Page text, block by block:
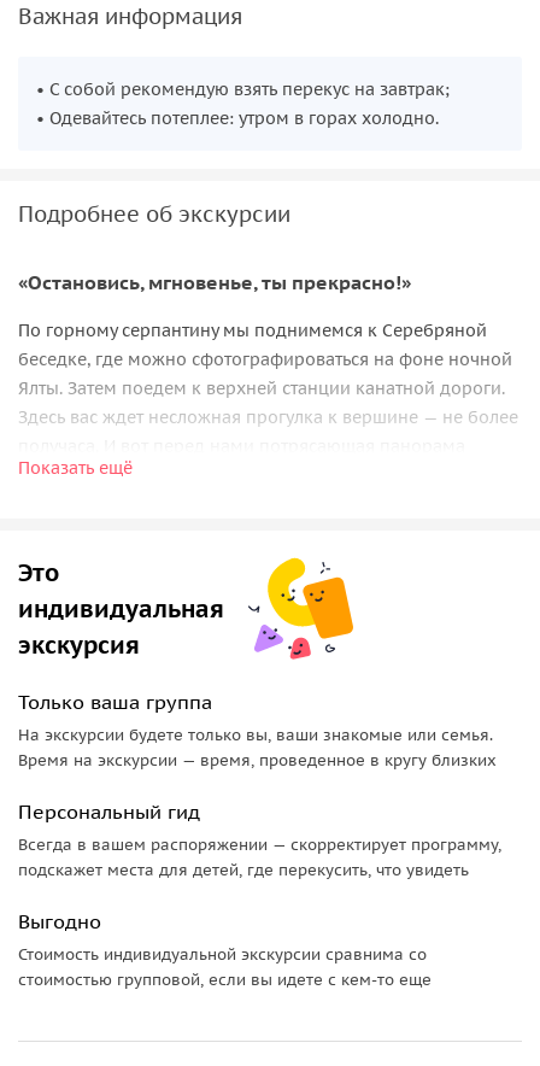
Важная информация
• С собой рекомендую взять перекус на завтрак;
• Одевайтесь потеплее: утром в горах холодно.
Подробнее об экскурсии
«Остановись, мгновенье, ты прекрасно!»
По горному серпантину мы поднимемся к Серебряной
беседке, где можно сфотографироваться на фоне ночной
Ялты. Затем поедем к верхней станции канатной дороги.
Здесь вас ждет несложная прогулка к вершине — не более
в лучах рассветного солнца. Пока вы любуетесь
После прогуляемся по Ай-Петринскому плато.
А на обратном пути в Ялту мы заглянем в Серебряную
беседку, построенную ко встрече Николая II: отсюда вам
откроется обзор на Ялтинский амфитеатр. Также я отвезу
вас к Черепашьему озеру, где устроим фотосессию.
Для тех, кто не хочет рано вставать, можно организовать
закатный тур на Ай-Петри. На маршруте будем посещать те
Показать ещё
Это
индивидуальная
экскурсия
Только ваша группа
На экскурсии будете только вы, ваши знакомые или семья.
Время на экскурсии — время, проведенное в кругу близких
Персональный гид
Всегда в вашем распоряжении — скорректирует программу,
подскажет места для детей, где перекусить, что увидеть
Выгодно
Стоимость индивидуальной экскурсии сравнима со
стоимостью групповой, если вы идете с кем-то еще